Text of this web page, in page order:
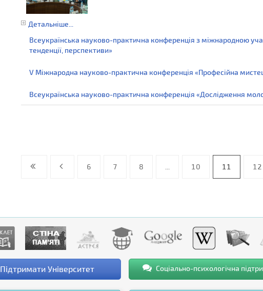
Детальніше...
Всеукраїнська науково-практична конференція з міжнародною
тенденції, перспективи»
V Міжнародна науково-практична конференція «Професійна
Всеукраїнська науково-практична конференція «Дослідження
6 7 8 10 11 12
Підтримати Університет Соціально-психологічна